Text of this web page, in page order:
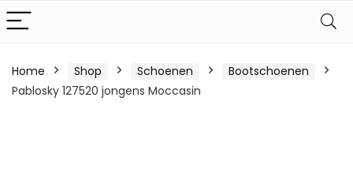
Home Shop Schoenen
Bootschoenen
Pablosky 127520 jongens Moccasin